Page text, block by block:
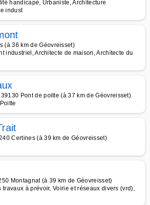
handicapé, Urbaniste, Architecture
indust
(à 36 km de Géovreisset)
industriel, Architecte de maison, Architecte du
Pont de poitte (à 37 km de Géovreisset)
Certines (à 39 km de Géovreisset)
Montagnat (à 39 km de Géovreisset)
travaux à prévoir, Voirie et réseaux divers (vrd),